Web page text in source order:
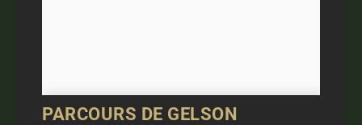
PARCOURS DE GELSON